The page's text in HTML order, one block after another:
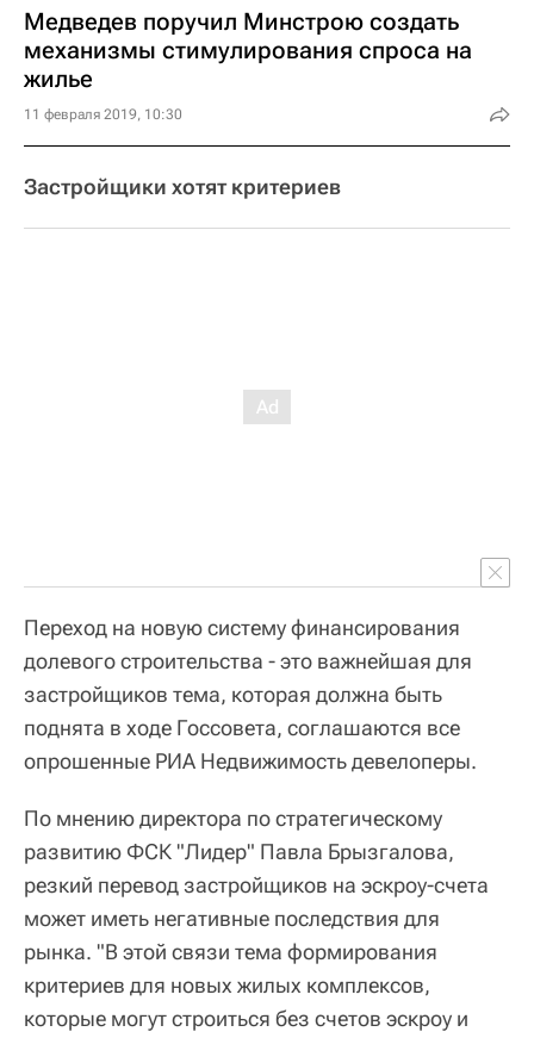
Медведев поручил Минстрою создать
механизмы стимулирования спроса на
жилье
11 февраля 2019, 10:30
Застройщики хотят критериев
Переход на новую систему финансирования
долевого строительства - это важнейшая для
застройщиков тема, которая должна быть
поднята в ходе Госсовета, соглашаются все
опрошенные РИА Недвижимость девелоперы.
По мнению директора по стратегическому
развитию ФСК "Лидер" Павла Брызгалова,
резкий перевод застройщиков на эскроу-счета
может иметь негативные последствия для
рынка. "В этой связи тема формирования
критериев для новых жилых комплексов,
которые могут строиться без счетов эскроу и